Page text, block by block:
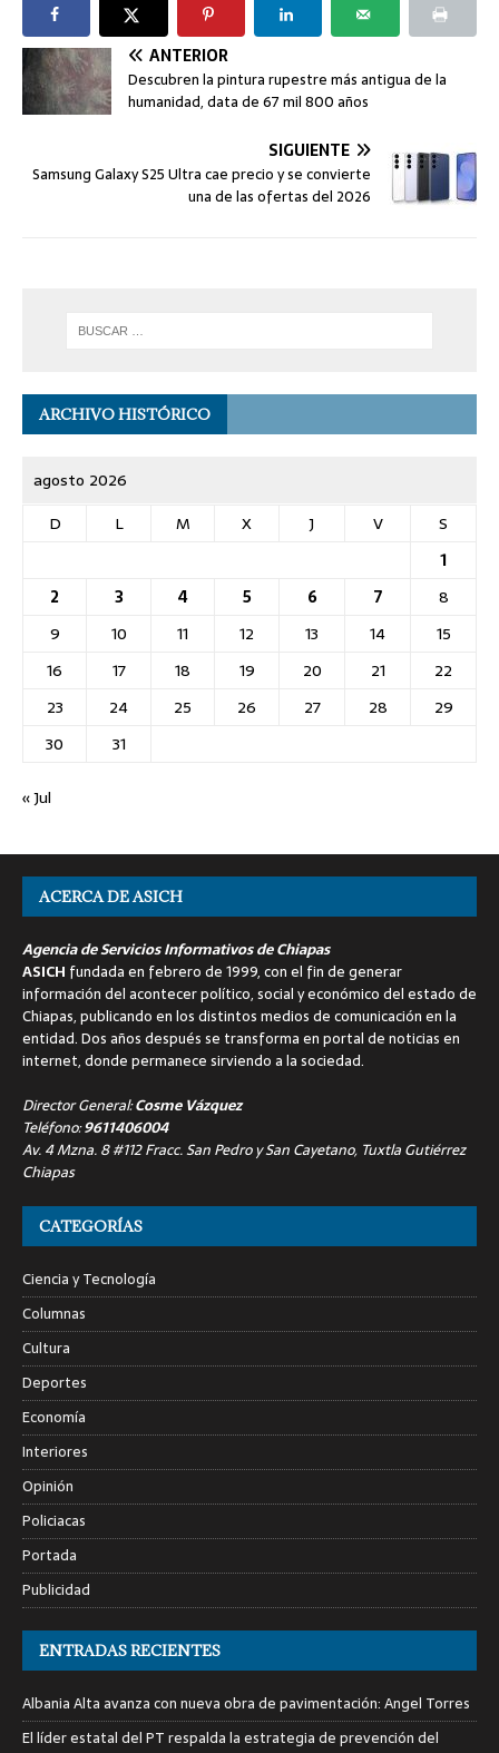
ANTERIOR
Descubren la pintura rupestre más antigua de la
humanidad, data de 67 mil 800 años
SIGUIENTE
Samsung Galaxy S25 Ultra cae precio y se convierte
una de las ofertas del 2026
ARCHIVO HISTÓRICO
agosto 2026
D
L M X J V
S
1
2
3 4 5 6 7
8
9
10 11 12 13 14
15
16
17 18 19 20 21
22
23
24 25 26 27 28
29
30
31
« Jul
ACERCA DE ASICH
Agencia de Servicios Informativos de Chiapas
ASICH fundada en febrero de 1999, con el fin de generar
información del acontecer político, social y económico del estado de
Chiapas, publicando en los distintos medios de comunicación en la
entidad. Dos años después se transforma en portal de noticias en
internet, donde permanece sirviendo a la sociedad.
Director General:Cosme Vázquez
Teléfono:9611406004
Av. 4 Mzna. 8 #112 Fracc. San Pedro y San Cayetano, Tuxtla Gutiérrez
Chiapas
CATEGORÍAS
Ciencia y Tecnología
Columnas
Cultura
Deportes
Economía
Interiores
Opinión
Policiacas
Portada
Publicidad
ENTRADAS RECIENTES
Albania Alta avanza con nueva obra de pavimentación: Angel Torres
El líder estatal del PT respalda la estrategia de prevención del